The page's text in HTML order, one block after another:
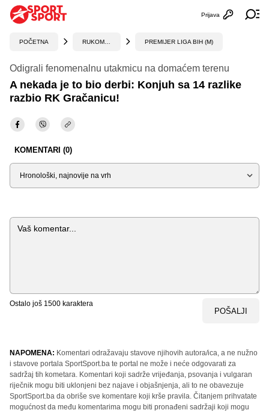
Otvori
Prijava
POČETNA PREMIJER LIGA BIH (M)
Odigrali fenomenalnu utakmicu na domaćem terenu
A nekada je to bio derbi: Konjuh sa 14 razlike
razbio RK Gračanicu!
KOMENTARI (0)
Sortiraj
Komentar
Ostalo još 1500 karaktera
POŠALJI
NAPOMENA: Komentari odražavaju stavove njihovih autora/ica, a ne nužno
i stavove portala SportSport.ba te portal ne može i neće odgovarati za
sadržaj tih kometara. Komentari koji sadrže vrijeđanja, psovanja i vulgaran
riječnik mogu biti uklonjeni bez najave i objašnjenja, ali to ne obavezuje
SportSport.ba da obriše sve komentare koji krše pravila. Čitanjem prihvatate
mogućnost da među komentarima mogu biti pronađeni sadržaji koji mogu